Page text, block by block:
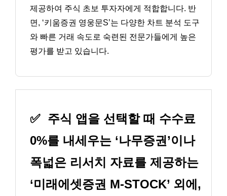
제공하여 주식 초보 투자자에게 적합합니다. 반
면, ‘키움증권 영웅문S’는 다양한 차트 분석 도구
와 빠른 거래 속도로 숙련된 전문가들에게 높은
평가를 받고 있습니다.
✅ 주식 앱을 선택할 때 수수료
0%를 내세우는 ‘나무증권’이나
폭넓은 리서치 자료를 제공하는
‘미래에셋증권 M-STOCK’ 외에,